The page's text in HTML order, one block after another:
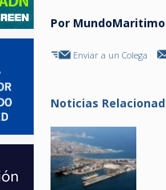
Por MundoMaritimo
Enviar a un Colega
Noticias